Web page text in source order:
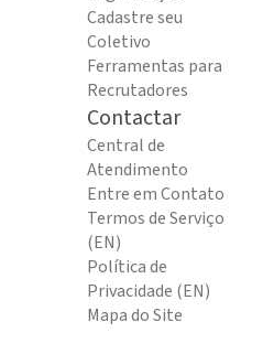
Cadastre seu
Coletivo
Ferramentas para
Recrutadores
Contactar
Central de
Atendimento
Entre em Contato
Termos de Serviço
(EN)
Política de
Privacidade (EN)
Mapa do Site